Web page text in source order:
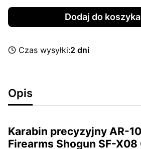
Dodaj do koszyka
Czas wysyłki:2 dni
Opis
Karabin precyzyjny AR-
Firearms Shogun SF-